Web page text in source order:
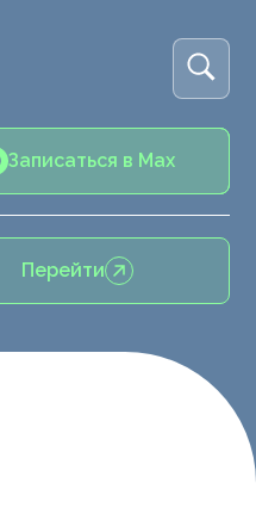
Записаться в Max
Перейти